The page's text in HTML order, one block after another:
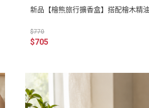
新品【檜熊旅行擴香盒】搭配檜木精
$770
$705